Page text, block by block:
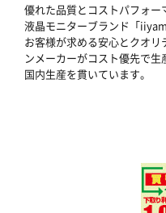
優れた品質とコストパフォ
液晶モニターブランド「
お客様が求める安心とクオ
ンメーカーがコスト優先で
国内生産を貫いています。